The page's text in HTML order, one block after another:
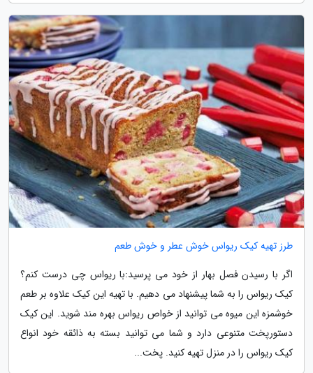
طرز تهیه کیک ریواس خوش عطر و خوش طعم
اگر با رسیدن فصل بهار از خود می پرسید:با ریواس چی درست کنم؟
کیک ریواس را به شما پیشنهاد می دهیم. با تهیه این کیک علاوه بر طعم
خوشمزه این میوه می توانید از خواص ریواس بهره مند شوید. این کیک
دستورپخت متنوعی دارد و شما می توانید بسته به ذائقه خود انواع
کیک ریواس را در منزل تهیه کنید. پخت...